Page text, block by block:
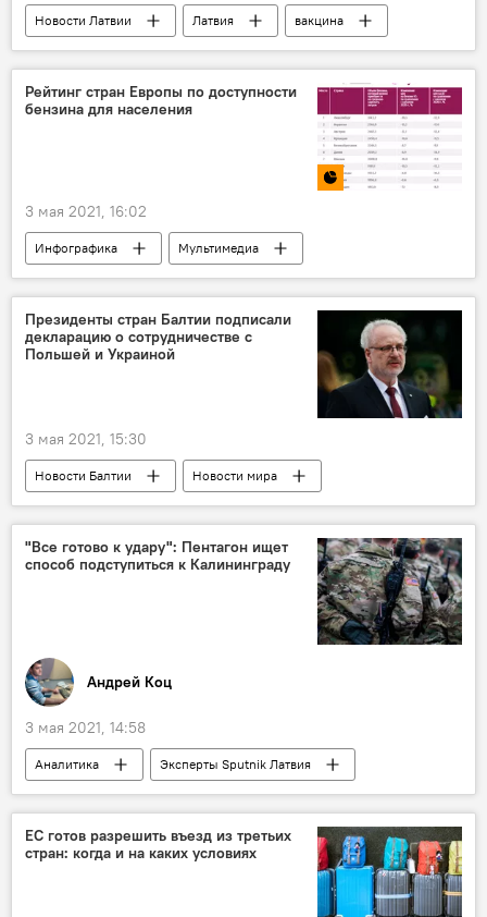
Новости Латвии Латвия
вакцина
коронавирус
Рейтинг стран Европы по доступности
бензина для населения
3 мая 2021, 16:02
Инфографика
Мультимедиа
топливо
бензин
Президенты стран Балтии подписали
декларацию о сотрудничестве с
Польшей и Украиной
3 мая 2021, 15:30
Новости Балтии
Новости мира
Польша
Эгилс Левитс
Владимир Зеленский
Керсти Кальюлайд
Анджей Дуда
Гитанас Науседа
"Все готово к удару": Пентагон ищет
способ подступиться к Калининграду
Андрей Коц
3 мая 2021, 14:58
Аналитика
Эксперты Sputnik Латвия
НАТО
Россия
военнослужащие
военная техника
военные учения
конфликт
оборона безопасность
ЕС готов разрешить въезд из третьих
стран: когда и на каких условиях